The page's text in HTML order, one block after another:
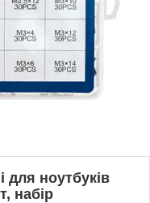
для ноутбуків
набір